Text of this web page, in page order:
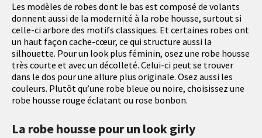
Les modèles de robes dont le bas est composé de volants
donnent aussi de la modernité à la robe housse, surtout si
celle-ci arbore des motifs classiques. Et certaines robes ont
un haut façon cache-cœur, ce qui structure aussi la
silhouette. Pour un look plus féminin, osez une robe housse
très courte et avec un décolleté. Celui-ci peut se trouver
dans le dos pour une allure plus originale. Osez aussi les
couleurs. Plutôt qu’une robe bleue ou noire, choisissez une
robe housse rouge éclatant ou rose bonbon.
La robe housse pour un look girly